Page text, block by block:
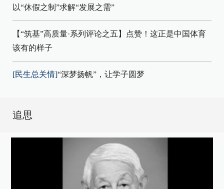
以“休假之制”求解“发展之需”
【“筑基”高质量·系列评论之五】点赞！这正是中国体育
该有的样子
[民生总关情]“深梦扬帆”，让学子圆梦
追思